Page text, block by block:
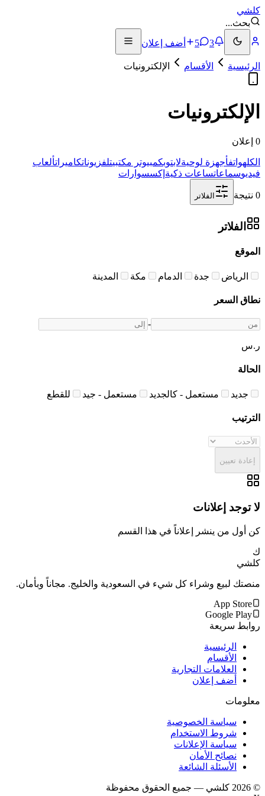
كلشي
بحث...
3
5 أضف إعلان
الرئيسية الأقسام الإلكترونيات
الإلكترونيات
0 إعلان
الكلهواتفأجهزة لوحيةلابتوبكمبيوتر مكتبيتلفزيوناتكاميراتألعاب
فيديوسماعاتساعات ذكية إكسسوارات
0 نتيجة الفلاتر
الفلاتر
الموقع
الرياض جدة الدمام مكة المدينة
نطاق السعر
-
ر.س
الحالة
جديد مستعمل - كالجديد مستعمل - جيد للقطع
الترتيب
إعادة تعيين
لا توجد إعلانات
كن أول من ينشر إعلاناً في هذا القسم
ك
كلشي
منصتك لبيع وشراء كل شيء في السعودية والخليج. مجاناً وبأمان.
App Store
Google Play
روابط سريعة
الرئيسية
الأقسام
العلامات التجارية
أضف إعلان
معلومات
سياسة الخصوصية
شروط الاستخدام
سياسة الإعلانات
نصائح الأمان
الأسئلة الشائعة
©
2026 كلشي — جميع الحقوق محفوظة